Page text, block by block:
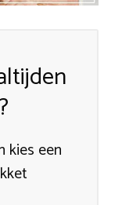
kies een